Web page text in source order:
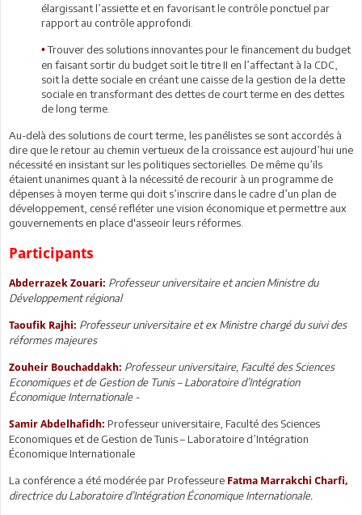
élargissant l’assiette et en favorisant le contrôle ponctuel par
rapport au contrôle approfondi.
•Trouver des solutions innovantes pour le financement du budget
en faisant sortir du budget soit le titre II en l’affectant à la CDC,
soit la dette sociale en créant une caisse de la gestion de la dette
sociale en transformant des dettes de court terme en des dettes
de long terme.
Au-delà des solutions de court terme, les panélistes se sont accordés à
dire que le retour au chemin vertueux de la croissance est aujourd’hui une
nécessité en insistant sur les politiques sectorielles. De même qu’ils
étaient unanimes quant à la nécessité de recourir à un programme de
dépenses à moyen terme qui doit s’inscrire dans le cadre d’un plan de
développement, censé refléter une vision économique et permettre aux
gouvernements en place d'asseoir leurs réformes.
Participants
Abderrazek Zouari: Professeur universitaire et ancien Ministre du
Développement régional
Taoufik Rajhi: Professeur universitaire et ex Ministre chargé du suivi des
réformes majeures
Zouheir Bouchaddakh: Professeur universitaire, Faculté des Sciences
Economiques et de Gestion de Tunis – Laboratoire d’Intégration
Économique Internationale -
Samir Abdelhafidh: Professeur universitaire, Faculté des Sciences
Economiques et de Gestion de Tunis – Laboratoire d’Intégration
Économique Internationale
La conférence a été modérée par Professeure Fatma Marrakchi Charfi,
directrice du Laboratoire d’Intégration Économique Internationale.